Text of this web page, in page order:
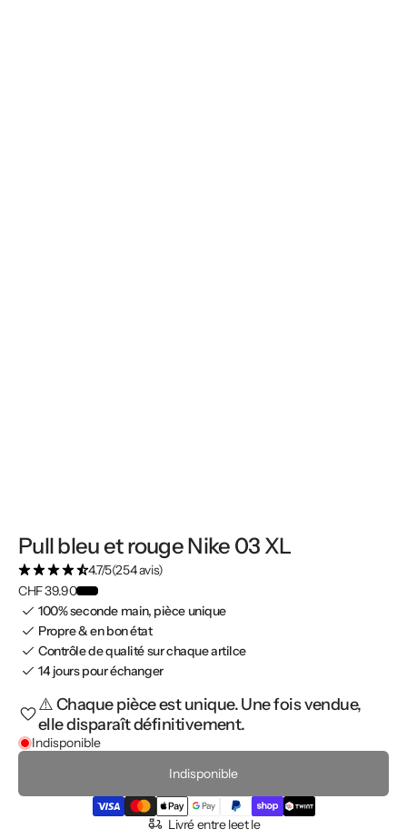
Pull bleu et rouge Nike 03 XL
4.7/5(254 avis)
CHF 39.90
100% seconde main, pièce unique
Propre & en bon état
Contrôle de qualité sur chaque artilce
14 jours pour échanger
⚠️ Chaque pièce est unique. Une fois vendue,
elle disparaît définitivement.
Indisponible
Indisponible
Livré entre leet le